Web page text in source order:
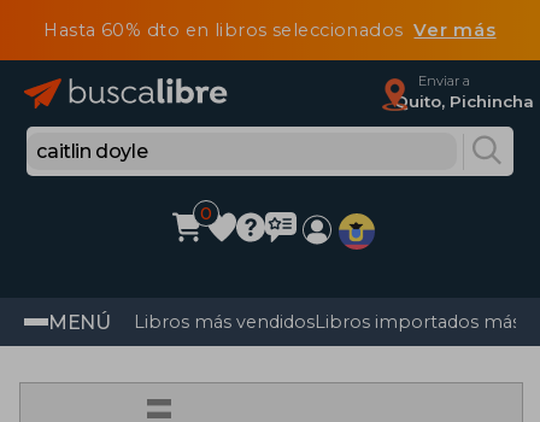
Hasta 60% dto en libros seleccionadosVer más
Enviar a
Quito, Pichincha
0
MENÚ Libros más vendidosLibros importados más
=